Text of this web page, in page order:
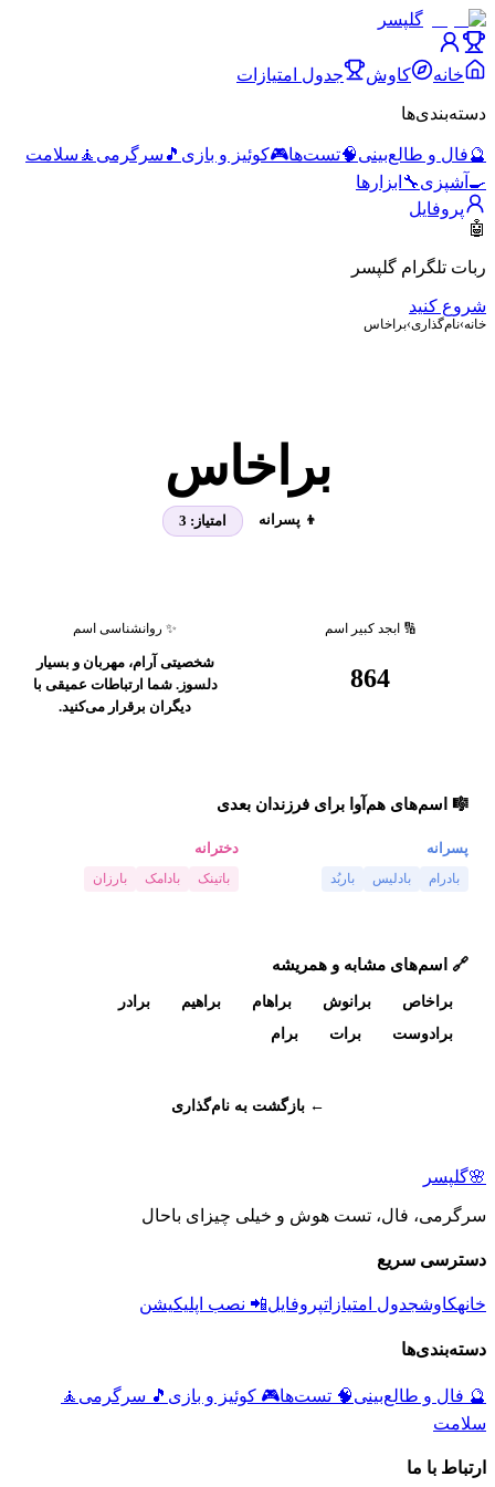
گلپسر
خانه کاوش جدول امتیازات
دسته‌بندی‌ها
🔮فال و طالع‌بینی🧠تست‌ها🎮کوئیز و بازی 🎵 سرگرمی 🧘 سلامت
🍳 آشپزی🔧 ابزارها
پروفایل
🤖
ربات تلگرام گلپسر
شروع کنید
خانه›نام‌گذاری›براخاس
براخاس
👦 پسرانه امتیاز: 3
🔢 ابجد کبیر اسم
864
✨ روانشناسی اسم
شخصیتی آرام، مهربان و بسیار
دلسوز. شما ارتباطات عمیقی با
دیگران برقرار می‌کنید.
🎼 اسم‌های هم‌آوا برای فرزندان بعدی
پسرانه
بادرام بادلیس باربُد
دخترانه
باتینک بادامک بارزان
🔗 اسم‌های مشابه و همریشه
براخاص برانوش براهام براهیم
برادر
برادوست
برات برام
← بازگشت به نام‌گذاری
🌸گلپسر
سرگرمی، فال، تست هوش و خیلی چیزای باحال
دسترسی سریع
خانهکاوشجدول امتیازاتپروفایل📲 نصب اپلیکیشن
دسته‌بندی‌ها
🔮 فال و طالع‌بینی🧠 تست‌ها🎮 کوئیز و بازی 🎵 سرگرمی 🧘
سلامت
ارتباط با ما